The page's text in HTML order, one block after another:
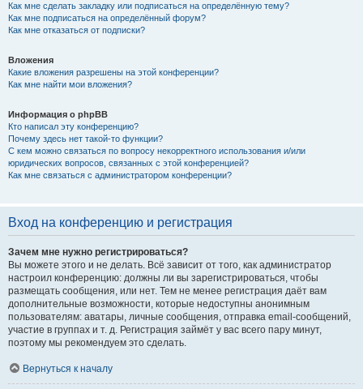
Как мне сделать закладку или подписаться на определённую тему?
Как мне подписаться на определённый форум?
Как мне отказаться от подписки?
Вложения
Какие вложения разрешены на этой конференции?
Как мне найти мои вложения?
Информация о phpBB
Кто написал эту конференцию?
Почему здесь нет такой-то функции?
С кем можно связаться по вопросу некорректного использования и/или
юридических вопросов, связанных с этой конференцией?
Как мне связаться с администратором конференции?
Вход на конференцию и регистрация
Зачем мне нужно регистрироваться?
Вы можете этого и не делать. Всё зависит от того, как администратор
настроил конференцию: должны ли вы зарегистрироваться, чтобы
размещать сообщения, или нет. Тем не менее регистрация даёт вам
дополнительные возможности, которые недоступны анонимным
пользователям: аватары, личные сообщения, отправка email-сообщений,
участие в группах и т. д. Регистрация займёт у вас всего пару минут,
поэтому мы рекомендуем это сделать.
Вернуться к началу